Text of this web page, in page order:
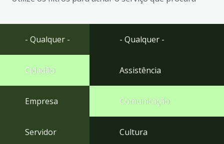
busca
Ir
rodapé
- Qualquer -
Cidadão
Empresa
Servidor
- Qualquer -
Assistência
Comunicação
Cultura